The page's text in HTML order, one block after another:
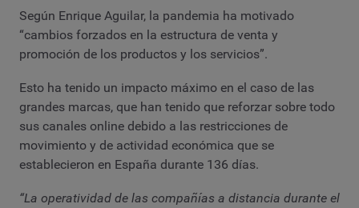
Según Enrique Aguilar, la pandemia ha motivado
“cambios forzados en la estructura de venta y
promoción de los productos y los servicios”.
Esto ha tenido un impacto máximo en el caso de las
grandes marcas, que han tenido que reforzar sobre todo
sus canales online debido a las restricciones de
movimiento y de actividad económica que se
establecieron en España durante 136 días.
“La operatividad de las compañías a distancia durante el